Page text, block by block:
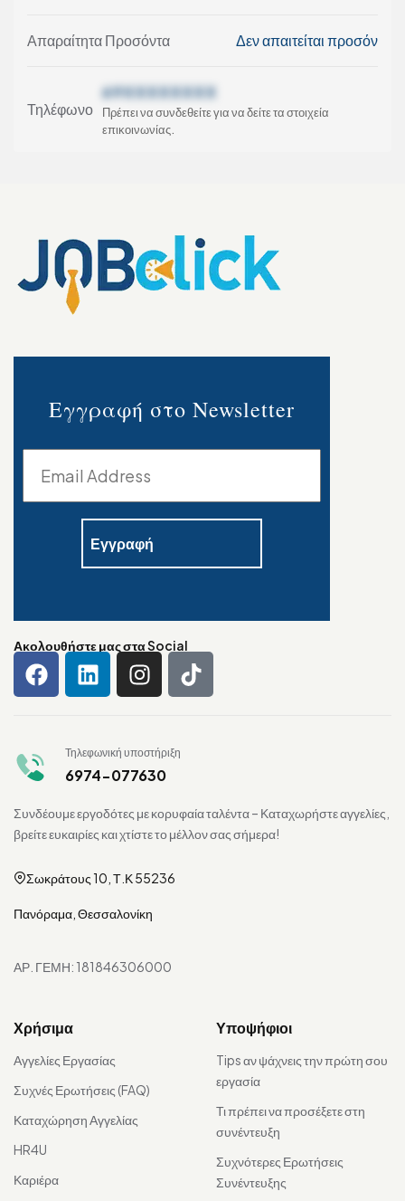
Απαραίτητα Προσόντα Δεν απαιτείται προσόν
Τηλέφωνο
69XXXXXXXX
Πρέπει να συνδεθείτε για να δείτε τα στοιχεία
επικοινωνίας.
Εγγραφή στο Newsletter
Ακολουθήστε μας στα Social
Τηλεφωνική υποστήριξη
6974-077630
Συνδέουμε εργοδότες με κορυφαία ταλέντα – Καταχωρήστε αγγελίες,
βρείτε ευκαιρίες και χτίστε το μέλλον σας σήμερα!
Σωκράτους 10, Τ.Κ 55236
Πανόραμα, Θεσσαλονίκη
ΑΡ. ΓΕΜΗ: 181846306000
Χρήσιμα
Αγγελίες Εργασίας
Συχνές Ερωτήσεις (FAQ)
Καταχώρηση Αγγελίας
HR4U
Καριέρα
Υποψήφιοι
Tips αν ψάχνεις την πρώτη σου
εργασία
Τι πρέπει να προσέξετε στη
συνέντευξη
Συχνότερες Ερωτήσεις
Συνέντευξης